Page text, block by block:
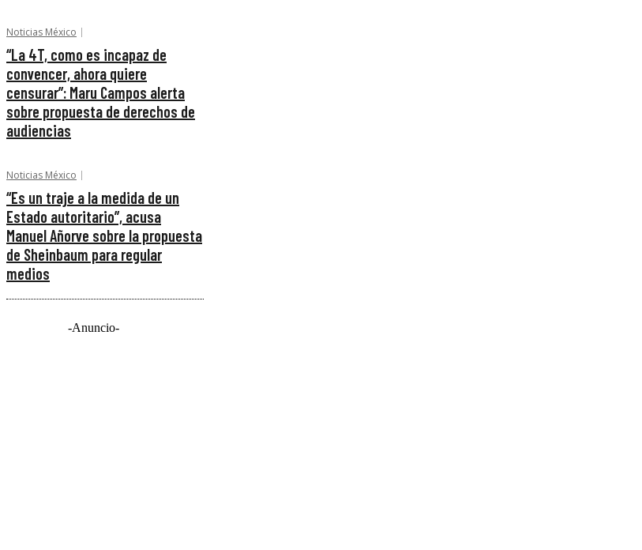
Noticias México
“La 4T, como es incapaz de
convencer, ahora quiere
censurar”: Maru Campos alerta
sobre propuesta de derechos de
audiencias
Noticias México
“Es un traje a la medida de un
Estado autoritario”, acusa
Manuel Añorve sobre la propuesta
de Sheinbaum para regular
medios
-Anuncio-